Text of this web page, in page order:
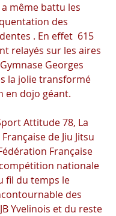
a même battu les
des
. En effet  615
relayés sur les aires
Georges
la jolie transformé
en dojo géant.
Attitude 78, La
de Jiu Jitsu
Française
nationale
fil du temps le
des
Yvelinois et du reste